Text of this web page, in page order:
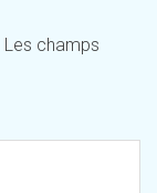
Les champs